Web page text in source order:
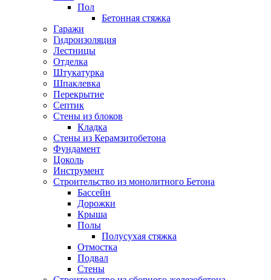
Пол
Бетонная стяжка
Гаражи
Гидроизоляция
Лестницы
Отделка
Штукатурка
Шпаклевка
Перекрытие
Септик
Стены из блоков
Кладка
Стены из Керамзитобетона
Фундамент
Цоколь
Инструмент
Строительство из монолитного Бетона
Бассейн
Дорожки
Крыша
Полы
Полусухая стяжка
Отмостка
Подвал
Стены